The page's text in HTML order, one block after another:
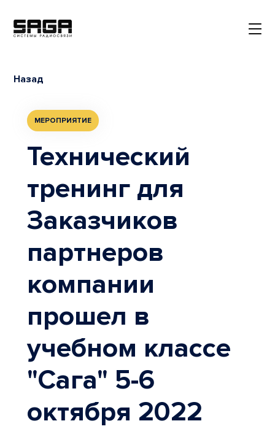
Назад
МЕРОПРИЯТИЕ
Технический
тренинг для
Заказчиков
партнеров
компании
прошел в
учебном классе
"Сага" 5-6
октября 2022